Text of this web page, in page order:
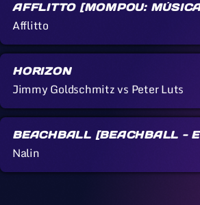
AFFLITTO [MOMPOU:
CALLADA]
Afflitto
HORIZON
Jimmy Goldschmitz vs Peter Luts
BEACHBALL [BEACHBALL -
Nalin